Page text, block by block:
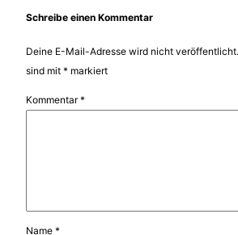
Schreibe einen Kommentar
Deine E-Mail-Adresse wird nicht veröffentlicht.
sind mit * markiert
Kommentar*
Name *